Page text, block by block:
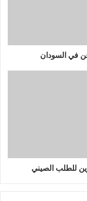
في السودان
للطلب الصيني